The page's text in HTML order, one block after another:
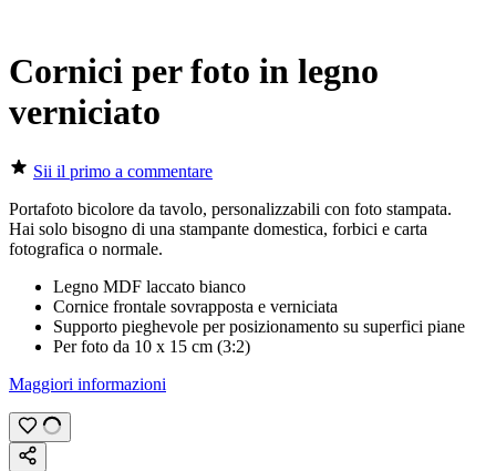
Cornici per foto in legno
verniciato
Sii il primo a commentare
Portafoto bicolore da tavolo, personalizzabili con foto stampata.
Hai solo bisogno di una stampante domestica, forbici e carta
fotografica o normale.
Legno MDF laccato bianco
Cornice frontale sovrapposta e verniciata
Supporto pieghevole per posizionamento su superfici piane
Per foto da 10 x 15 cm (3:2)
Maggiori informazioni